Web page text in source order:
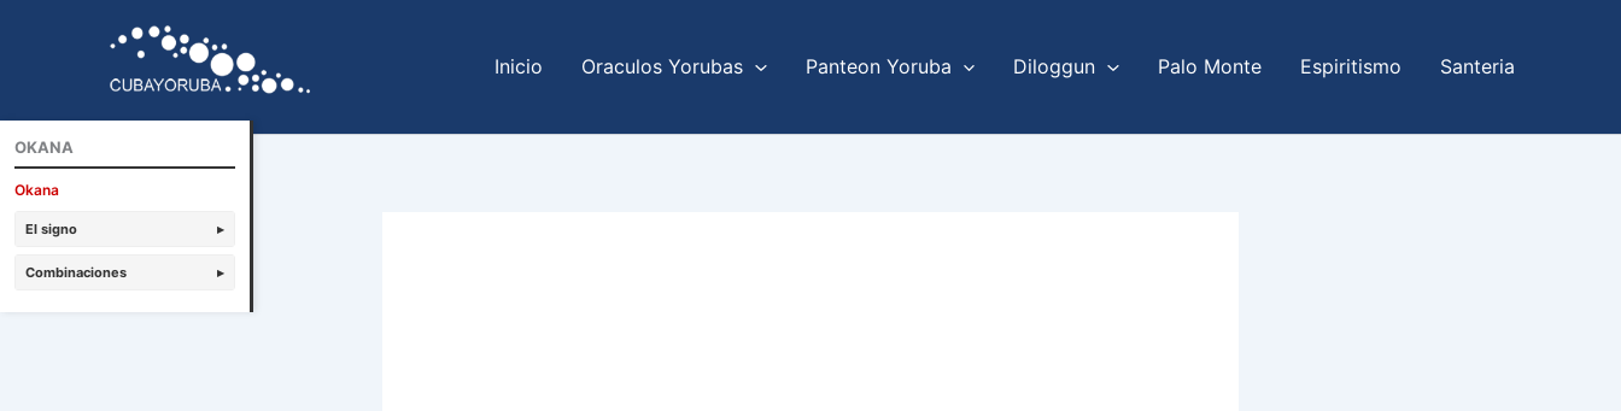
Inicio Oraculos Yorubas Panteon Yoruba Diloggun Palo Monte Espiritismo Santeria
OKANA
Okana
El signo ▸
Combinaciones ▸